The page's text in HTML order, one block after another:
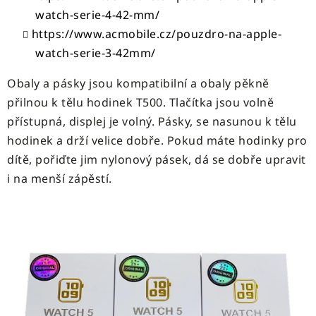
watch-serie-4-42-mm/
https://www.acmobile.cz/pouzdro-na-apple-
watch-serie-3-42mm/
Obaly a pásky jsou kompatibilní a obaly pěkně
přilnou k tělu hodinek T500. Tlačítka jsou volně
přístupná, displej je volný. Pásky, se nasunou k tělu
hodinek a drží velice dobře. Pokud máte hodinky pro
dítě, pořiďte jim nylonový pásek, dá se dobře upravit
i na menší zápěstí.